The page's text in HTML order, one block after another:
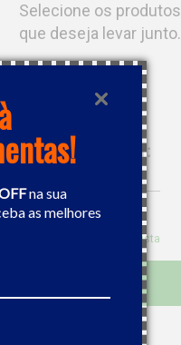
na sua
as melhores
Selecione os produtos
que deseja levar junto.
Leve os por:
Desc. de
R$ 119,92
% OFF no boleto à vista